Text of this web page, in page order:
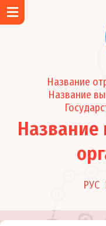
Название
Название
Название
РУС
Визитка
Структура
Режим работы
График работы
График работы
Задачи и функции
О нас в СМИ